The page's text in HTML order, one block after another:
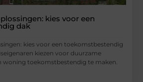
kies voor een
dak
kies voor een toekomstbestendig
kiezen voor duurzame
woning toekomstbestendig te maken.